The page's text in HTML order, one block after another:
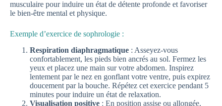
musculaire pour induire un état de détente profonde et favoriser
le bien-être mental et physique.
Exemple d’exercice de sophrologie :
Respiration diaphragmatique : Asseyez-vous
confortablement, les pieds bien ancrés au sol. Fermez les
yeux et placez une main sur votre abdomen. Inspirez
lentement par le nez en gonflant votre ventre, puis expirez
doucement par la bouche. Répétez cet exercice pendant 5
minutes pour induire un état de relaxation.
Visualisation positive : En position assise ou allongée,